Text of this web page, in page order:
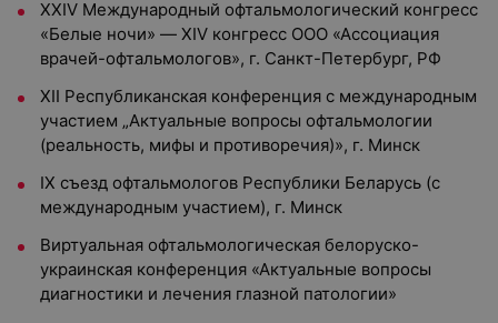
XXIV Международный офтальмологический конгресс
«Белые ночи» — XIV конгресс ООО «Ассоциация
врачей-офтальмологов», г. Санкт-Петербург, РФ
XII Республиканская конференция с международным
участием „Актуальные вопросы офтальмологии
(реальность, мифы и противоречия)», г. Минск
IX съезд офтальмологов Республики Беларусь (с
международным участием), г. Минск
Виртуальная офтальмологическая белоруско-
украинская конференция «Актуальные вопросы
диагностики и лечения глазной патологии»